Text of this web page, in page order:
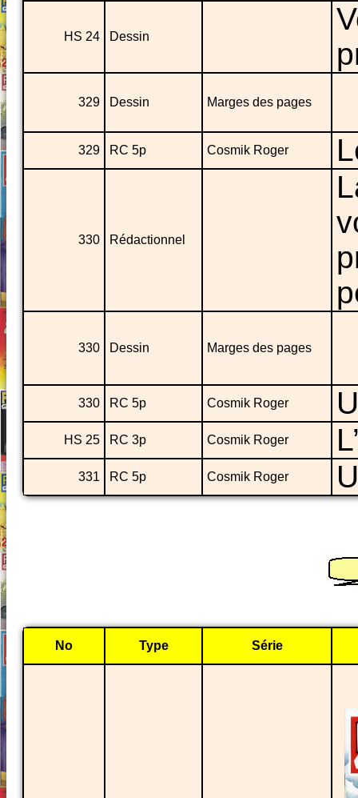
HS 24 Dessin
329 Dessin Marges des pages
329 RC 5p Cosmik Roger
330 Rédactionnel
330 Dessin Marges des pages
330 RC 5p Cosmik Roger
HS 25 RC 3p Cosmik Roger
331 RC 5p Cosmik Roger
No Type Série